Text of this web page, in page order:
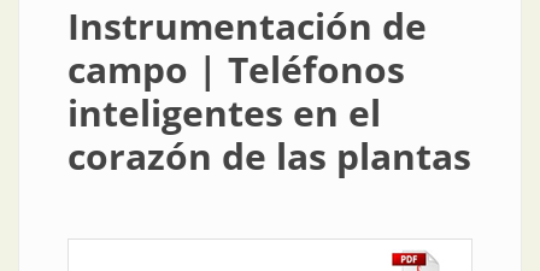
Instrumentación de
campo | Teléfonos
inteligentes en el
corazón de las plantas